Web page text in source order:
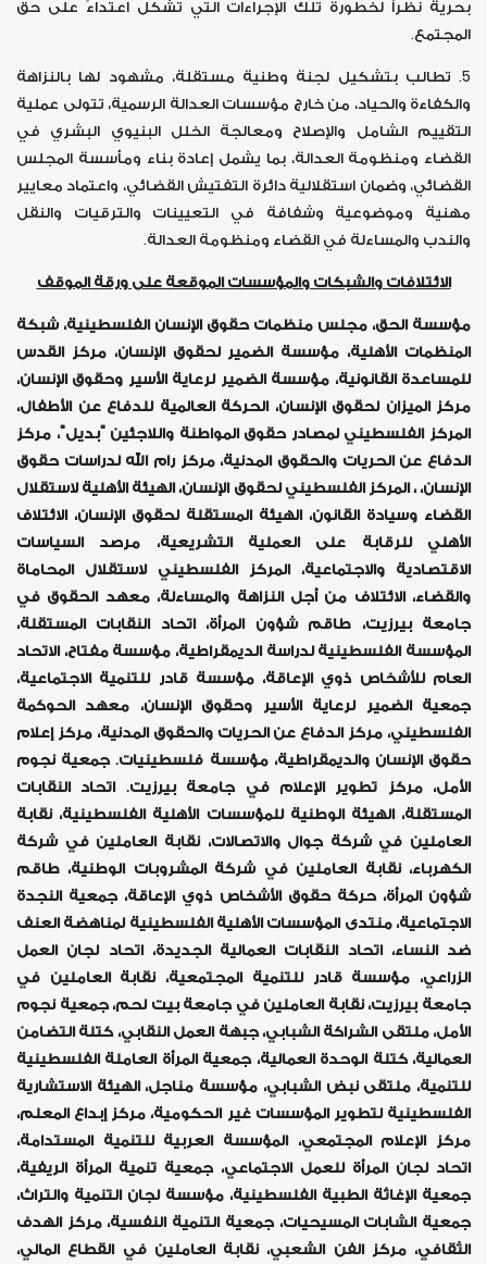
بحرية نظراً لخطورة تلك الإجراءات التي تشكل اعتداءً على حق
المجتمع.
5. تطالب بتشكيل لجنة وطنية مستقلة، مشهود لها بالنزاهة
والكفاءة والحياد، من خارج مؤسسات العدالة الرسمية، تتولى عملية
التقييم الشامل والإصلاح ومعالجة الخلل البنيوي البشري في
القضاء ومنظومة العدالة، بما يشمل إعادة بناء ومأسسة المجلس
القضائي، وضمان استقلالية دائرة التفتيش القضائي، واعتماد معايير
مهنية وموضوعية وشفافة في التعيينات والترقيات والنقل
والندب والمساءلة في القضاء ومنظومة العدالة.
الائتلافات والشبكات والمؤسسات الموقعة على ورقة الموقف
مؤسسة الحق، مجلس منظمات حقوق الإنسان الفلسطينية، شبكة
المنظمات الأهلية، مؤسسة الضمير لحقوق الإنسان، مركز القدس
للمساعدة القانونية، مؤسسة الضمير لرعاية الأسير وحقوق الإنسان،
مركز الميزان لحقوق الإنسان، الحركة العالمية للدفاع عن الأطفال،
المركز الفلسطيني لمصادر حقوق المواطنة واللاجئين "بديل"، مركز
الدفاع عن الحريات والحقوق المدنية، مركز رام الله لدراسات حقوق
الإنسان، ، المركز الفلسطيني لحقوق الإنسان، الهيئة الأهلية لاستقلال
القضاء وسيادة القانون، الهيئة المستقلة لحقوق الإنسان، الائتلاف
الأهلي للرقابة على العملية التشريعية، مرصد السياسات
الاقتصادية والاجتماعية، المركز الفلسطيني لاستقلال المحاماة
والقضاء، الائتلاف من أجل النزاهة والمساءلة، معهد الحقوق في
جامعة بيرزيت، طاقم شؤون المرأة، اتحاد النقابات المستقلة،
المؤسسة الفلسطينية لدراسة الديمقراطية، مؤسسة مفتاح، الاتحاد
العام للأشخاص ذوي الإعاقة، مؤسسة قادر للتنمية الاجتماعية،
جمعية الضمير لرعاية الأسير وحقوق الإنسان، معهد الحوكمة
الفلسطيني، مركز الدفاع عن الحريات والحقوق المدنية، مركز إعلام
حقوق الإنسان والديمقراطية، مؤسسة فلسطينيات. جمعية نجوم
الأمل، مركز تطوير الإعلام في جامعة بيرزيت. اتحاد النقابات
المستقلة، الهيئة الوطنية للمؤسسات الأهلية الفلسطينية، نقابة
العاملين في شركة جوال والاتصالات، نقابة العاملين في شركة
الكهرباء، نقابة العاملين في شركة المشروبات الوطنية، طاقم
شؤون المرأة، حركة حقوق الأشخاص ذوي الإعاقة، جمعية النجدة
الاجتماعية، منتدى المؤسسات الأهلية الفلسطينية لمناهضة العنف
ضد النساء، اتحاد النقابات العمالية الجديدة، اتحاد لجان العمل
الزراعي، مؤسسة قادر للتنمية المجتمعية، نقابة العاملين في
جامعة بيرزيت، نقابة العاملين في جامعة بيت لحم، جمعية نجوم
الأمل، ملتقى الشراكة الشبابي، جبهة العمل النقابي، كتلة التضامن
العمالية، كتلة الوحدة العمالية، جمعية المرأة العاملة الفلسطينية
للتنمية، ملتقى نبض الشبابي، مؤسسة مناجل، الهيئة الاستشارية
الفلسطينية لتطوير المؤسسات غير الحكومية، مركز إبداع المعلم،
مركز الإعلام المجتمعي، المؤسسة العربية للتنمية المستدامة،
اتحاد لجان المرأة للعمل الاجتماعي، جمعية تنمية المرأة الريفية،
جمعية الإغاثة الطبية الفلسطينية، مؤسسة لجان التنمية والتراث،
جمعية الشابات المسيحيات، جمعية التنمية النفسية، مركز الهدف
الثقافي، مركز الفن الشعبي، نقابة العاملين في القطاع المالي،